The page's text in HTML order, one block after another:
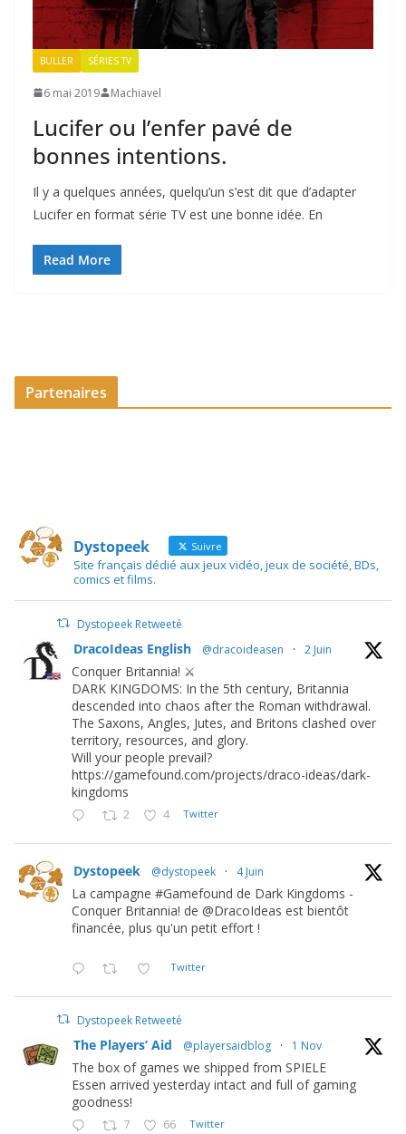
BULLER SÉRIES TV
6 mai 2019 Machiavel
Lucifer ou l’enfer pavé de
bonnes intentions.
Il y a quelques années, quelqu’un s’est dit que d’adapter
Lucifer en format série TV est une bonne idée. En
Read More
Partenaires
Dystopeek Suivre
Site français dédié aux jeux vidéo, jeux de société, BDs,
comics et films.
Dystopeek Retweeté
DracoIdeas English @dracoideasen · 2 Juin
Conquer Britannia! ⚔️
DARK KINGDOMS: In the 5th century, Britannia
descended into chaos after the Roman withdrawal.
The Saxons, Angles, Jutes, and Britons clashed over
territory, resources, and glory.
Will your people prevail?
https://gamefound.com/projects/draco-ideas/dark-
kingdoms
2 4 Twitter
Dystopeek @dystopeek · 4 Juin
La campagne #Gamefound de Dark Kingdoms -
Conquer Britannia! de @DracoIdeas est bientôt
financée, plus qu'un petit effort !
Twitter
Dystopeek Retweeté
The Players’ Aid @playersaidblog · 1 Nov
The box of games we shipped from SPIELE
Essen arrived yesterday intact and full of gaming
goodness!
7 66 Twitter